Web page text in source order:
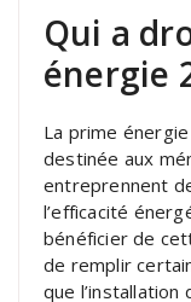
Qui a
énergie
La prime
destinée aux
entreprennent
l’efficacité
bénéficier de
de remplir
que l’installation